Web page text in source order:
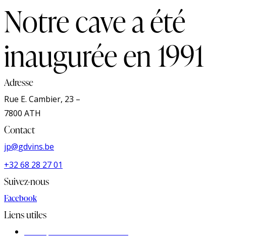
Notre cave a été
inaugurée en 1991
Adresse
Rue E. Cambier, 23 –
7800 ATH
Contact
jp@gdvins.be
+32 68 28 27 01
Suivez-nous
Facebook
Liens utiles